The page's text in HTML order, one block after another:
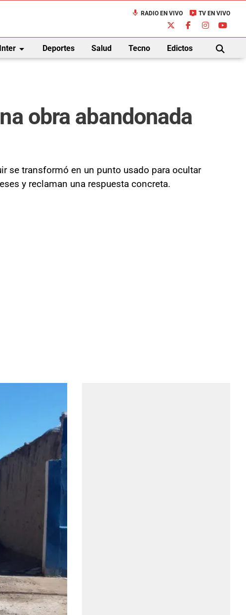
mic RADIO EN VIVO live_tv TV EN VIVO
arrow_drop_down Deportes Salud Tecno Edictos
BUSCAR
obra abandonada
se transformó en un punto usado para ocultar
y reclaman una respuesta concreta.